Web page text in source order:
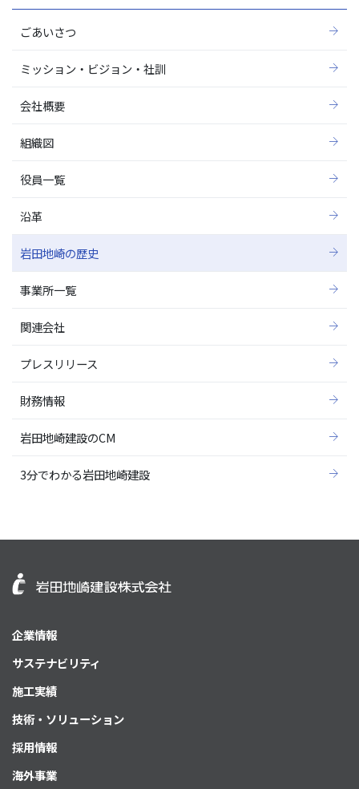
ごあいさつ
ミッション・ビジョン・社訓
会社概要
組織図
役員一覧
沿革
岩田地崎の歴史
事業所一覧
関連会社
プレスリリース
財務情報
岩田地崎建設のCM
3分でわかる岩田地崎建設
企業情報
サステナビリティ
施工実績
技術・ソリューション
採用情報
海外事業